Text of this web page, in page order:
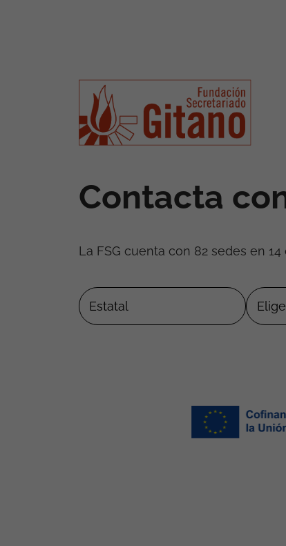
Contacta
La FSG cuenta con 82 sedes en